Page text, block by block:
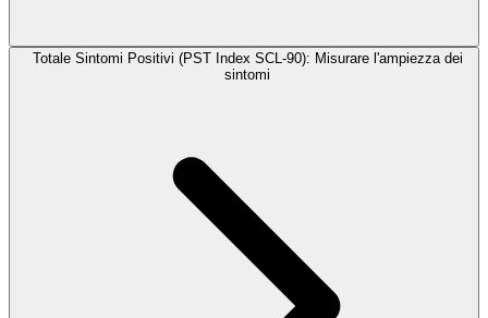
Totale Sintomi Positivi (PST Index SCL-90): Misurare l'ampiezza dei
sintomi